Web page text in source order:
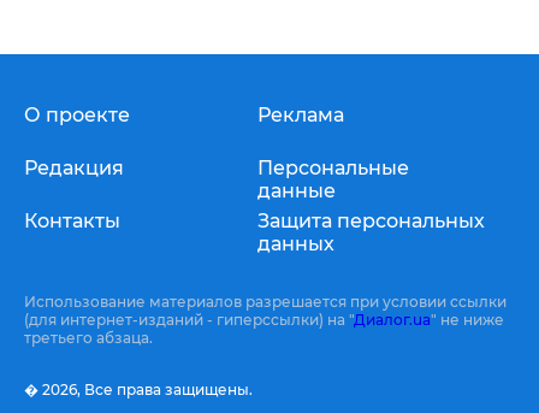
О проекте
Редакция
Контакты
Реклама
Персональные
данные
Защита персональных
данных
Использование материалов разрешается при условии ссылки
(для интернет-изданий - гиперссылки) на "Диалог.ua" не ниже
третьего абзаца.
� 2026, Все права защищены.